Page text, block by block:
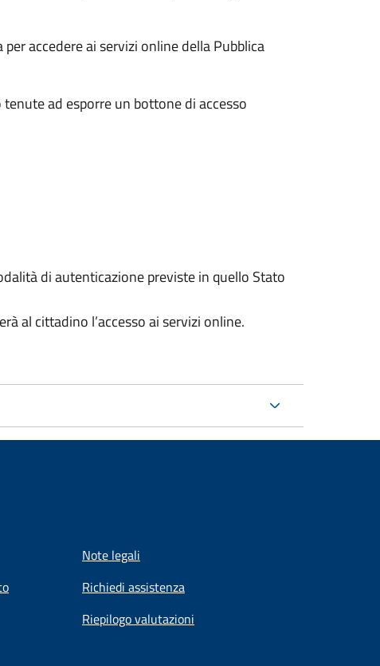
accedere ai servizi online della Pubblica
ad esporre un bottone di accesso
di autenticazione previste in quello Stato
al cittadino l’accesso ai servizi online.
Note legali
Richiedi assistenza
Riepilogo valutazioni